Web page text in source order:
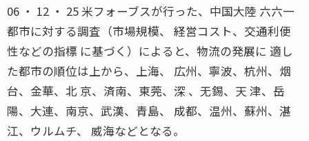
06 ・ 12 ・ 25 米フォーブスが行った、中国大陸 六六一
都市に対する調査（市場規模、 経営コスト、交通利便
性などの指標 に基づく）によると、物流の発展に 適し
た都市の順位は上から、上海、 広州、寧波、杭州、烟
台、金華、北 京、済南、東莞、深 、无錫、天 津、岳
陽、大連、南京、武漢、青島、 成都、温州、蘇州、湛
江、ウルムチ、 威海などとなる。